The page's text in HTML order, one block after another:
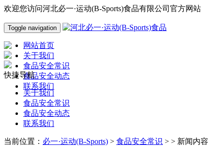
欢迎您访问河北必一·运动(B-Sports)食品有限公司官方网站
Toggle navigation
网站首页
关于我们
食品安全常识
食品安全动态
联系我们
快捷导航
关于我们
食品安全常识
食品安全动态
联系我们
当前位置： 必一·运动(B-Sports) > 食品安全常识 > > 新闻内容